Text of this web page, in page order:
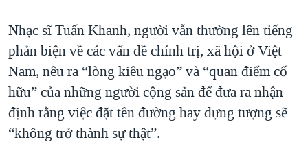
Nhạc sĩ Tuấn Khanh, người vẫn thường lên tiếng
phản biện về các vấn đề chính trị, xã hội ở Việt
Nam, nêu ra “lòng kiêu ngạo” và “quan điểm cố
hữu” của những người cộng sản để đưa ra nhận
định rằng việc đặt tên đường hay dựng tượng sẽ
“không trở thành sự thật”.